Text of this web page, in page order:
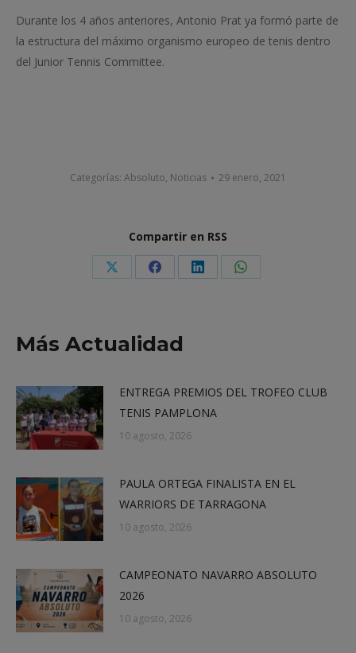
Durante los 4 años anteriores, Antonio Prat ya formó parte de
la estructura del máximo organismo europeo de tenis dentro
del Junior Tennis Committee.
Categorías: Absoluto, Noticias 29 enero, 2021
Compartir en RSS
Share Share Share Share
Más Actualidad
ENTREGA PREMIOS DEL TROFEO CLUB
TENIS PAMPLONA
10 agosto, 2026
PAULA ORTEGA FINALISTA EN EL
WARRIORS DE TARRAGONA
10 agosto, 2026
CAMPEONATO NAVARRO ABSOLUTO
2026
10 agosto, 2026